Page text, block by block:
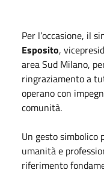
Per l’occasione, il
Esposito,
area Sud Milano,
ringraziamento a
operano con
comunità.
Un gesto simbolico
umanità e
riferimento